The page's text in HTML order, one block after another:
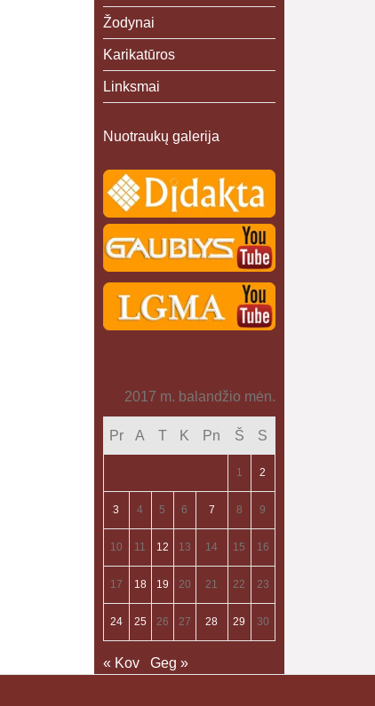
Žodynai
Karikatūros
Linksmai
Nuotraukų galerija
2017 m. balandžio mėn.
Pr A T K Pn Š S
1 2
3 4 5 6 7 8 9
10 11 12 13 14 15 16
17 18 19 20 21 22 23
24 25 26 27 28 29 30
« Kov Geg »